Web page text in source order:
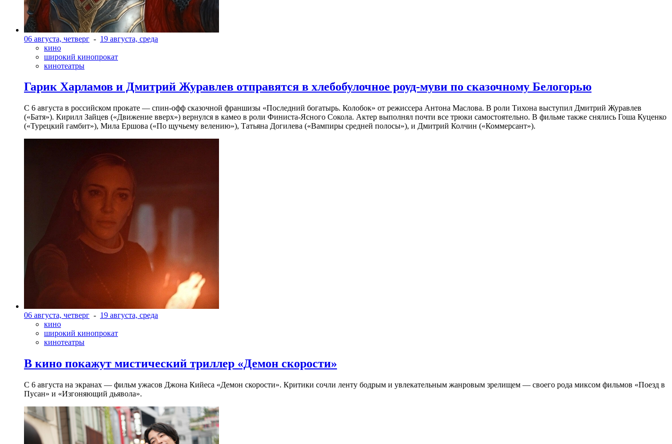
06 августа, четверг - 19 августа, среда
кино
широкий кинопрокат
кинотеатры
Гарик Харламов и Дмитрий Журавлев отправятся в хлебобулочное роуд-муви по сказочному Белогорью
С 6 августа в российском прокате — спин-офф сказочной франшизы «Последний богатырь. Колобок» от режиссера Антона Маслова. В роли Тихона выступил Дмитрий Журавлев
(«Батя»). Кирилл Зайцев («Движение вверх») вернулся в камео в роли Финиста-Ясного Сокола. Актер выполнял почти все трюки самостоятельно. В фильме также снялись Гоша Куценко
(«Турецкий гамбит»), Мила Ершова («По щучьему велению»), Татьяна Догилева («Вампиры средней полосы»), и Дмитрий Колчин («Коммерсант»).
06 августа, четверг - 19 августа, среда
кино
широкий кинопрокат
кинотеатры
В кино покажут мистический триллер «Демон скорости»
С 6 августа на экранах — фильм ужасов Джона Кийеса «Демон скорости». Критики сочли ленту бодрым и увлекательным жанровым зрелищeм — своего рода миксом фильмов «Поезд в
Пусан» и «Изгоняющий дьявола».